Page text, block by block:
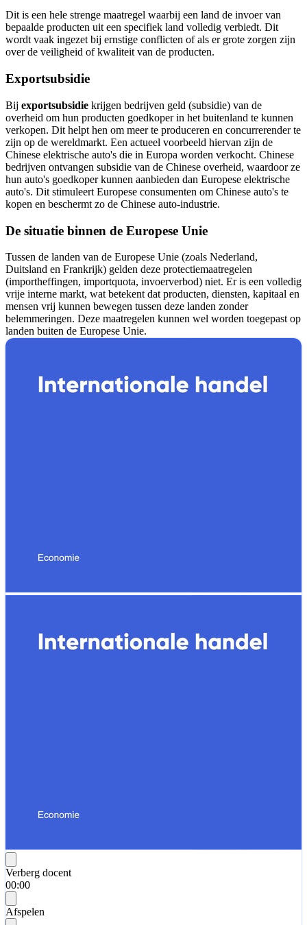
Dit is een hele strenge maatregel waarbij een land de invoer van
bepaalde producten uit een specifiek land volledig verbiedt. Dit
wordt vaak ingezet bij ernstige conflicten of als er grote zorgen zijn
over de veiligheid of kwaliteit van de producten.
Exportsubsidie
Bij exportsubsidie krijgen bedrijven geld (subsidie) van de
overheid om hun producten goedkoper in het buitenland te kunnen
verkopen. Dit helpt hen om meer te produceren en concurrerender te
zijn op de wereldmarkt. Een actueel voorbeeld hiervan zijn de
Chinese elektrische auto's die in Europa worden verkocht. Chinese
bedrijven ontvangen subsidie van de Chinese overheid, waardoor ze
hun auto's goedkoper kunnen aanbieden dan Europese elektrische
auto's. Dit stimuleert Europese consumenten om Chinese auto's te
kopen en beschermt zo de Chinese auto-industrie.
De situatie binnen de Europese Unie
Tussen de landen van de Europese Unie (zoals Nederland,
Duitsland en Frankrijk) gelden deze protectiemaatregelen
(importheffingen, importquota, invoerverbod) niet. Er is een volledig
vrije interne markt, wat betekent dat producten, diensten, kapitaal en
mensen vrij kunnen bewegen tussen deze landen zonder
belemmeringen. Deze maatregelen kunnen wel worden toegepast op
landen buiten de Europese Unie.
Verberg docent
00:00
Afspelen